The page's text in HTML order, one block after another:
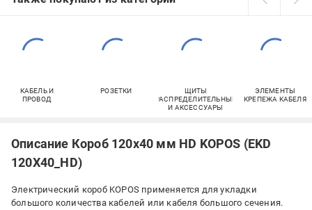
КАБЕЛЬ И
ПРОВОД
РОЗЕТКИ
ЩИТЫ
РАСПРЕДЕЛИТЕЛЬНЫЕ
И АКСЕССУАРЫ
ЭЛЕМЕНТЫ
КРЕПЕЖА КАБЕЛЯ
Описание Короб 120х40 мм HD KOPOS (EKD
120X40_HD)
Электрический короб KOPOS применяется для укладки
большого количества кабелей или кабеля большого сечения.